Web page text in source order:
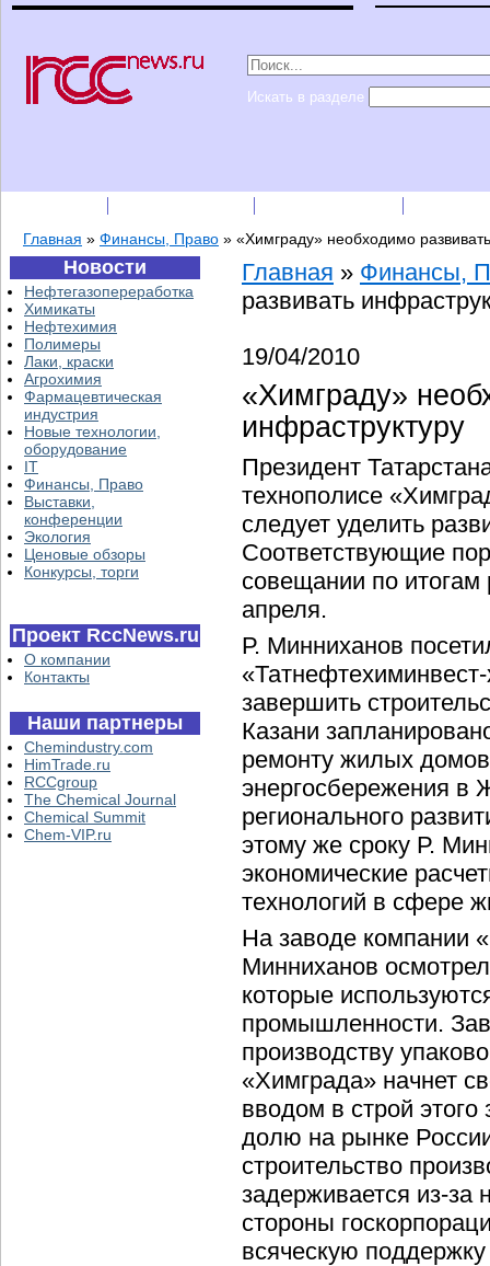
Искать в разделе
Главная » Финансы, Право » «Химграду» необходимо
Новости
Нефтегазопереработка
Химикаты
Нефтехимия
Полимеры
Лаки, краски
Агрохимия
Фармацевтическая
индустрия
Новые технологии,
оборудование
IT
Финансы, Право
Выставки,
конференции
Экология
Ценовые обзоры
Конкурсы, торги
Проект RccNews.ru
О компании
Контакты
Наши партнеры
Chemindustry.com
HimTrade.ru
RCCgroup
The Chemical Journal
Chemical Summit
Chem-VIP.ru
Главная » Финансы,
развивать
19/04/2010
«Химграду»
инфраструктуру
Президент
технополисе
следует уделить
Соответствующие
совещании по итогам
апреля.
Р. Минниханов
завершить
Казани
ремонту жилых
энергосбережения в
регионального
этому же сроку Р.
экономические
технологий в сфере
На заводе компании
Минниханов
которые
промышленности.
производству
«Химграда» начнет
вводом в строй
долю на рынке
строительство
задерживается из-за
стороны
всяческую